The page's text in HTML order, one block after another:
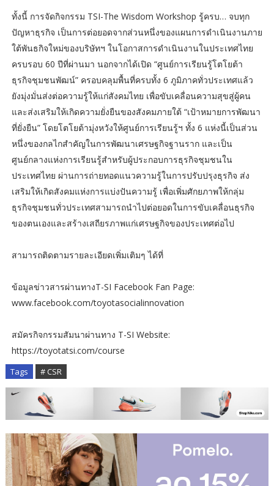
ทั้งนี้ การจัดกิจกรรม TSI-The Wisdom Workshop รู้ครบ… จบทุก
ปัญหาธุรกิจ เป็นการต่อยอดจากส่วนหนึ่งของแผนการดำเนินงานภาย
ใต้พันธกิจใหม่ของบริษัทฯ ในโอกาสการดำเนินงานในประเทศไทย
ครบรอบ 60 ปีที่ผ่านมา นอกจากได้เปิด “ศูนย์การเรียนรู้โตโยต้า
ธุรกิจชุมชนพัฒน์” ครอบคลุมพื้นที่ครบทั้ง 6 ภูมิภาคทั่วประเทศแล้ว
ยังมุ่งมั่นส่งต่อความรู้ให้แก่สังคมไทย เพื่อขับเคลื่อนความสุขสู่ผู้คน
และส่งเสริมให้เกิดความยั่งยืนของสังคมภายใต้ “เป้าหมายการพัฒนา
ที่ยั่งยืน” โดยโตโยต้ามุ่งหวังให้ศูนย์การเรียนรู้ฯ ทั้ง 6 แห่งนี้เป็นส่วน
หนึ่งของกลไกสำคัญในการพัฒนาเศรษฐกิจฐานราก และเป็น
ศูนย์กลางแห่งการเรียนรู้สำหรับผู้ประกอบการธุรกิจชุมชนใน
ประเทศไทย ผ่านการถ่ายทอดแนวความรู้ในการปรับปรุงธุรกิจ ส่ง
เสริมให้เกิดสังคมแห่งการแบ่งปันความรู้ เพื่อเพิ่มศักยภาพให้กลุ่ม
ธุรกิจชุมชนทั่วประเทศสามารถนำไปต่อยอดในการขับเคลื่อนธุรกิจ
ของตนเองและสร้างเสถียรภาพแก่เศรษฐกิจของประเทศต่อไป
สามารถติดตามรายละเอียดเพิ่มเติมๆ ได้ที่
ข้อมูลข่าวสารผ่านทางT-SI Facebook Fan Page:
www.facebook.com/toyotasocialinnovation
สมัครกิจกรรมสัมนาผ่านทาง T-SI Website:
https://toyotatsi.com/course
Tags # CSR